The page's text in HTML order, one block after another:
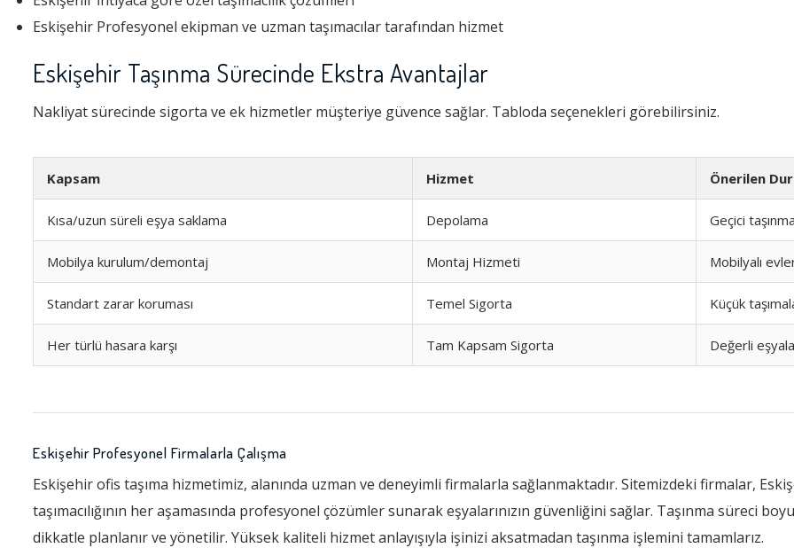
Eskişehir Profesyonel ekipman ve uzman taşımacılar tarafından hizmet
Eskişehir Taşınma Sürecinde Ekstra Avantajlar
Nakliyat sürecinde sigorta ve ek hizmetler müşteriye güvence sağlar. Tabloda seçenekleri görebilirsiniz.
Kapsam Hizmet Önerilen
Kısa/uzun süreli eşya saklama Depolama Geçici
Mobilya kurulum/demontaj Montaj Hizmeti Mobilyalı
Standart zarar koruması Temel Sigorta Küçük
Her türlü hasara karşı Tam Kapsam Sigorta Değerli
Eskişehir Profesyonel Firmalarla Çalışma
Eskişehir ofis taşıma hizmetimiz, alanında uzman ve deneyimli firmalarla sağlanmaktadır. Sitemizdeki firmalar,
taşımacılığının her aşamasında profesyonel çözümler sunarak eşyalarınızın güvenliğini sağlar. Taşınma süreci
dikkatle planlanır ve yönetilir. Yüksek kaliteli hizmet anlayışıyla işinizi aksatmadan taşınma işlemini tamamlarız.